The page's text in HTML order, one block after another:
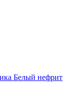
Белый нефрит